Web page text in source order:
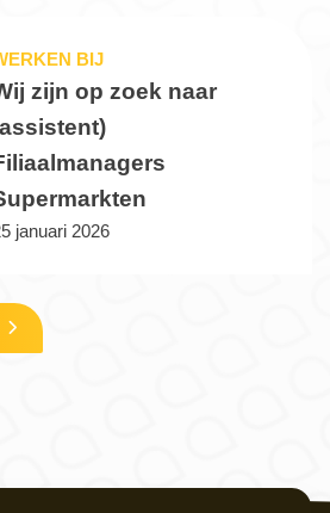
BIJ
zijn op zoek naar
januari 2026